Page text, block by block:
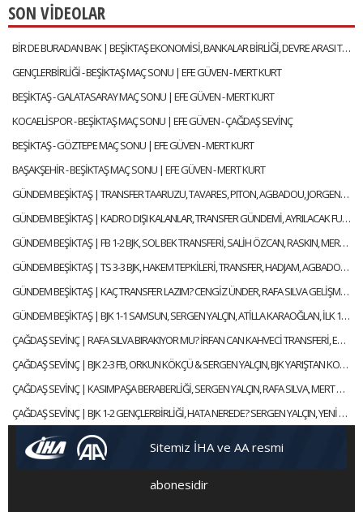
SON VİDEOLAR
BİR DE BURADAN BAK | BEŞİKTAŞ EKONOMİSİ, BANKALAR BİRLİĞİ, DEVRE ARASI TRANSFERLERİ | GÖKHAN TİRYAKİ
GENÇLERBİRLİĞİ - BEŞİKTAŞ MAÇ SONU | EFE GÜVEN - MERT KURT
BEŞİKTAŞ - GALATASARAY MAÇ SONU | EFE GÜVEN - MERT KURT
KOCAELİSPOR - BEŞİKTAŞ MAÇ SONU | EFE GÜVEN - ÇAĞDAŞ SEVİNÇ
BEŞİKTAŞ - GÖZTEPE MAÇ SONU | EFE GÜVEN - MERT KURT
BAŞAKŞEHİR - BEŞİKTAŞ MAÇ SONU | EFE GÜVEN - MERT KURT
GÜNDEM BEŞİKTAŞ | TRANSFER TAARUZU, TAVARES, PITON, AGBADOU, JORGENSEN, STROEYKENS | ÇAĞDAŞ SEVİNÇ
GÜNDEM BEŞİKTAŞ | KADRO DIŞI KALANLAR, TRANSFER GÜNDEMİ, AYRILACAK FUTBOLCULAR | ÇAĞDAŞ SEVİNÇ
GÜNDEM BEŞİKTAŞ | FB 1-2 BJK, SOL BEK TRANSFERİ, SALİH ÖZCAN, RASKIN, MERT GÜNOK | ÇAĞDAŞ SEVİNÇ
GÜNDEM BEŞİKTAŞ | TS 3-3 BJK, HAKEM TEPKİLERİ, TRANSFER, HADJAM, AGBADOU, RASKIN | ÇAĞDAŞ SEVİNÇ
GÜNDEM BEŞİKTAŞ | KAÇ TRANSFER LAZIM? CENGİZ ÜNDER, RAFA SILVA GELİŞMESİ, ABOUBAKAR | ÇAĞDAŞ SEVİNÇ
GÜNDEM BEŞİKTAŞ | BJK 1-1 SAMSUN, SERGEN YALÇIN, ATİLLA KARAOĞLAN, İLK 11 TERCİHLERİ | ÇAĞDAŞ SEVİNÇ
ÇAĞDAŞ SEVİNÇ | RAFA SILVA BIRAKIYOR MU? İRFAN CAN KAHVECİ TRANSFERİ, ERSİN, NECİP | GÜNDEM BEŞİKTAŞ
ÇAĞDAŞ SEVİNÇ | BJK 2-3 FB, ORKUN KÖKÇÜ & SERGEN YALÇIN, BJK YARIŞTAN KOPTU MU? | GÜNDEM BEŞİKTAŞ
ÇAĞDAŞ SEVİNÇ | KASIMPAŞA BERABERLİĞİ, SERGEN YALÇIN, RAFA SILVA, MERT GÜNOK | GÜNDEM BEŞİKTAŞ
ÇAĞDAŞ SEVİNÇ | BJK 1-2 GENÇLERBİRLİĞİ, HATA NEREDE? SERGEN YALÇIN, YENİ KAPTANLAR | GÜNDEM BEŞİKTAŞ
Sitemiz İHA ve AA resmi
abonesidir